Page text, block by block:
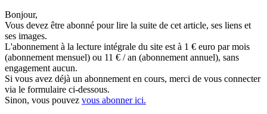
Bonjour,
Vous devez être abonné pour lire la suite de cet article, ses liens et
ses images.
L'abonnement à la lecture intégrale du site est à 1 € euro par mois
(abonnement mensuel) ou 11 € / an (abonnement annuel), sans
engagement aucun.
Si vous avez déjà un abonnement en cours, merci de vous connecter
via le formulaire ci-dessous.
Sinon, vous pouvez vous abonner ici.